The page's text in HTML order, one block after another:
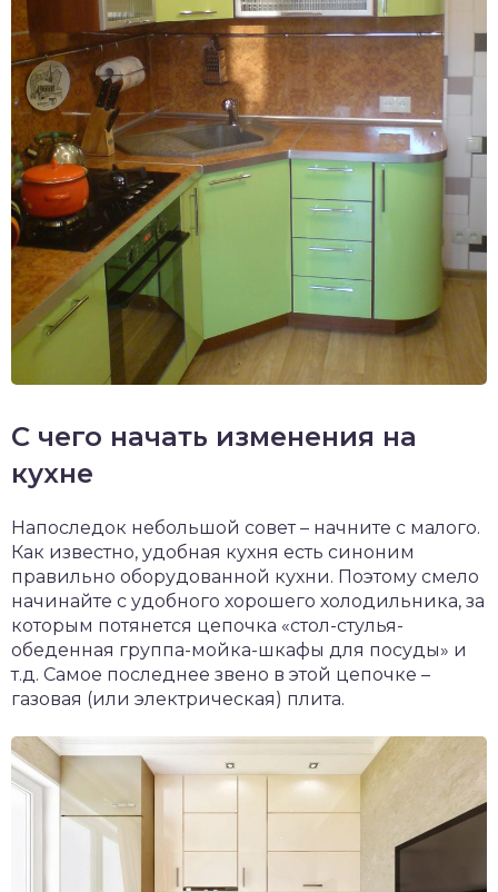
С чего начать изменения на
кухне
Напоследок небольшой совет – начните с малого.
Как известно, удобная кухня есть синоним
правильно оборудованной кухни. Поэтому смело
начинайте с удобного хорошего холодильника, за
которым потянется цепочка «стол-стулья-
обеденная группа-мойка-шкафы для посуды» и
т.д. Самое последнее звено в этой цепочке –
газовая (или электрическая) плита.